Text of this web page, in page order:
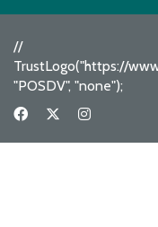
//
TrustLogo("https://
"POSDV", "none");